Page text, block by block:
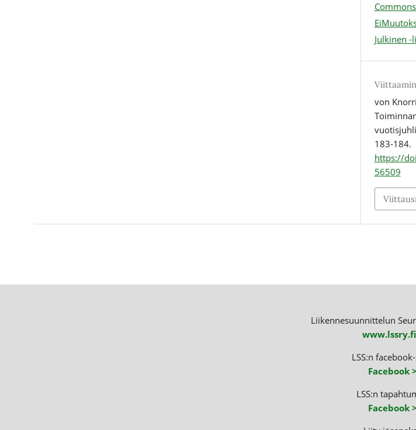
Julkinen -
von
183-184.
https://
56509
Liikennesuunnittelun
LSS:n
Facebook >
LSS:n
Facebook >